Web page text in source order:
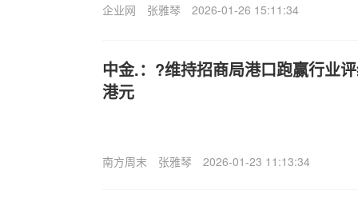
企业网 张雅琴 2026-01-26 15:11:34
中金.：?维持招商局港口跑赢行业
港元
南方周末 张雅琴 2026-01-23 11:13:34